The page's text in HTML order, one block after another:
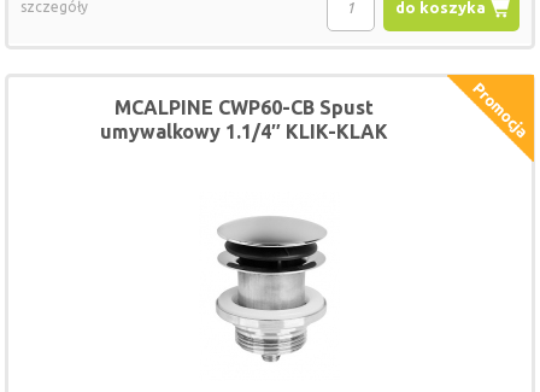
do koszyka
szczegóły
MCALPINE CWP60-CB Spust
umywalkowy 1.1/4″ KLIK-KLAK